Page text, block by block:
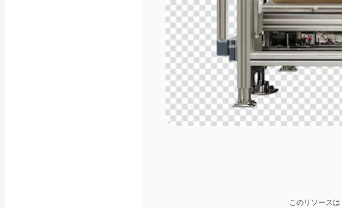
このリソースは